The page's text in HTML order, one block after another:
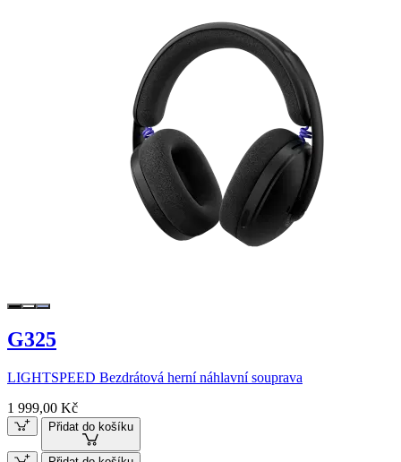
G325
LIGHTSPEED Bezdrátová herní náhlavní souprava
1 999,00 Kč
Přidat do košíku